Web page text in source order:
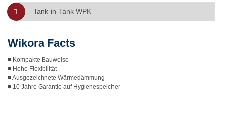
Tank-in-Tank WPK
Wikora Facts
■ Kompakte Bauweise
■ Hohe Flexibilität
■ Ausgezeichnete Wärmedämmung
■ 10 Jahre Garantie auf Hygienespeicher